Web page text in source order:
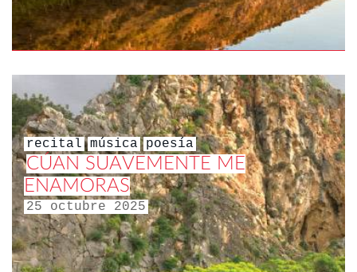
recital música poesía
CÚAN SUAVEMENTE ME
ENAMORAS
25 octubre 2025